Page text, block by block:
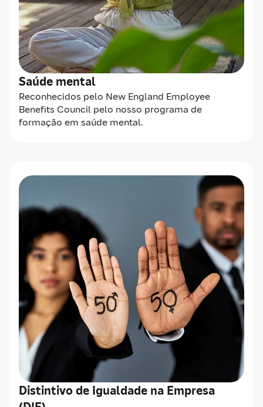
Saúde mental
Reconhecidos pelo New England Employee
Benefits Council pelo nosso programa de
formação em saúde mental.
Distintivo de Igualdade na Empresa